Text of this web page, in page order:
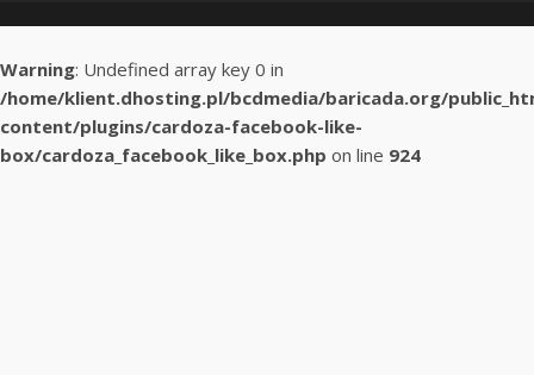
Warning: Undefined array key 0 in
/home/klient.dhosting.pl/bcdmedia/baricada.org/
content/plugins/cardoza-facebook-like-
box/cardoza_facebook_like_box.php on line 924